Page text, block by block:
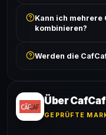
ist und ob der
gilt. Alle
Kann ich
kombinieren?
akzeptiert. Die
Werden die
Erfolgsquote wird
Über CafCaf
GEPRÜFTE